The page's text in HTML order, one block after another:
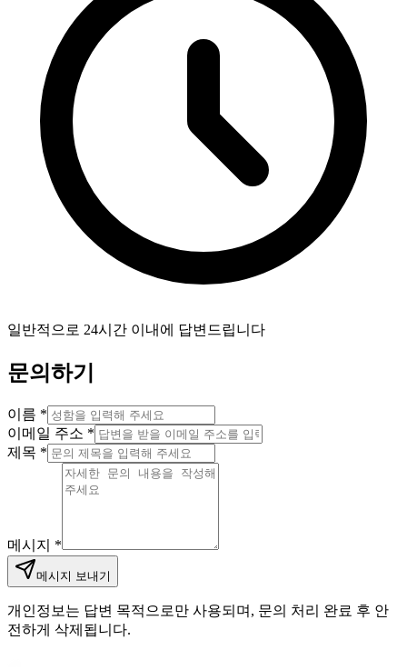
일반적으로 24시간 이내에 답변드립니다
문의하기
이름 *
이메일 주소 *
제목 *
메시지 *
메시지 보내기
개인정보는 답변 목적으로만 사용되며, 문의 처리 완료 후 안
전하게 삭제됩니다.